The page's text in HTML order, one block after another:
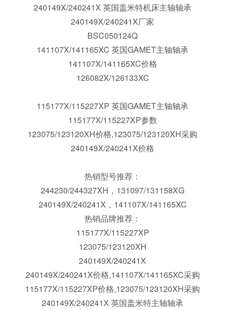
180105/180180XC 英国盖米特高精度轴承;100034X/100080
240149X/240241X 英国盖米特机床主轴轴承
240149X/240241X厂家
BSC050124Q
141107X/141165XC 英国GAMET主轴轴承
141107X/141165XC价格
126082X/126133XC
115177X/115227XP 英国GAMET主轴轴承
115177X/115227XP参数
123075/123120XH价格,123075/123120XH采购
240149X/240241X价格
热销型号推荐：
244230/244327XH，131097/131158XG
240149X/240241X，141107X/141165XC
热销品牌推荐：
115177X/115227XP
123075/123120XH
240149X/240241X
240149X/240241X价格,141107X/141165XC采购
115177X/115227XP价格,123075/123120XH采购
240149X/240241X 英国盖米特主轴轴承